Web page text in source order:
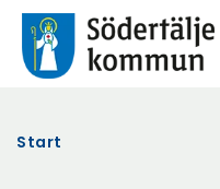
Start